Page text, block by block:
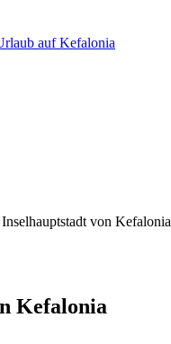
auf Kefalonia
von Kefalonia
Kefalonia